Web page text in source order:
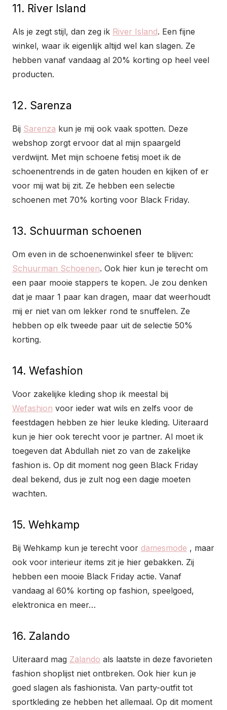
11. River Island
Als je zegt stijl, dan zeg ik River Island. Een fijne
winkel, waar ik eigenlijk altijd wel kan slagen. Ze
hebben vanaf vandaag al 20% korting op heel veel
producten.
12. Sarenza
Bij Sarenza kun je mij ook vaak spotten. Deze
webshop zorgt ervoor dat al mijn spaargeld
verdwijnt. Met mijn schoene fetisj moet ik de
schoenentrends in de gaten houden en kijken of er
voor mij wat bij zit. Ze hebben een selectie
schoenen met 70% korting voor Black Friday.
13. Schuurman schoenen
Om even in de schoenenwinkel sfeer te blijven:
Schuurman Schoenen. Ook hier kun je terecht om
een paar mooie stappers te kopen. Je zou denken
dat je maar 1 paar kan dragen, maar dat weerhoudt
mij er niet van om lekker rond te snuffelen. Ze
hebben op elk tweede paar uit de selectie 50%
korting.
14. Wefashion
Voor zakelijke kleding shop ik meestal bij
Wefashion voor ieder wat wils en zelfs voor de
feestdagen hebben ze hier leuke kleding. Uiteraard
kun je hier ook terecht voor je partner. Al moet ik
toegeven dat Abdullah niet zo van de zakelijke
fashion is. Op dit moment nog geen Black Friday
deal bekend, dus je zult nog een dagje moeten
wachten.
15. Wehkamp
Bij Wehkamp kun je terecht voor damesmode , maar
ook voor interieur items zit je hier gebakken. Zij
hebben een mooie Black Friday actie. Vanaf
vandaag al 60% korting op fashion, speelgoed,
elektronica en meer…
16. Zalando
Uiteraard mag Zalando als laatste in deze favorieten
fashion shoplijst niet ontbreken. Ook hier kun je
goed slagen als fashionista. Van party-outfit tot
sportkleding ze hebben het allemaal. Op dit moment